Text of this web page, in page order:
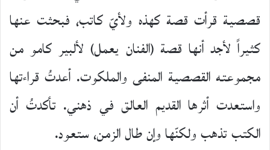
قصصية قرأت قصة كهذه ولأيّ كاتب، فبحثت عنها
كثيراً لأجد أنها قصة (الفنان يعمل) لألبير كامو من
مجموعته القصصية المنفى والملكوت. أعدتُ قراءتها
واستعدت أثرها القديم العالق في ذهني. تأكدتُ أن
الكتب تذهب ولكنّها وإن طال الزمن، ستعود.